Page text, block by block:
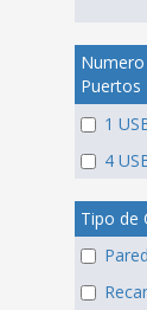
Puertos
1
4
Tipo de